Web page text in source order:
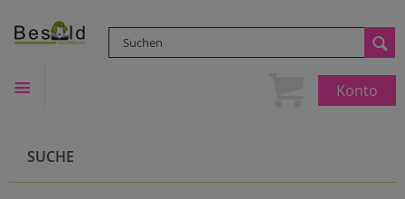
Konto
SUCHE